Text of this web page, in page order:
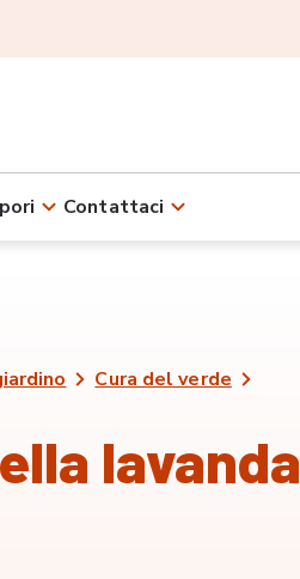
Contattaci
Cura del verde
lavanda